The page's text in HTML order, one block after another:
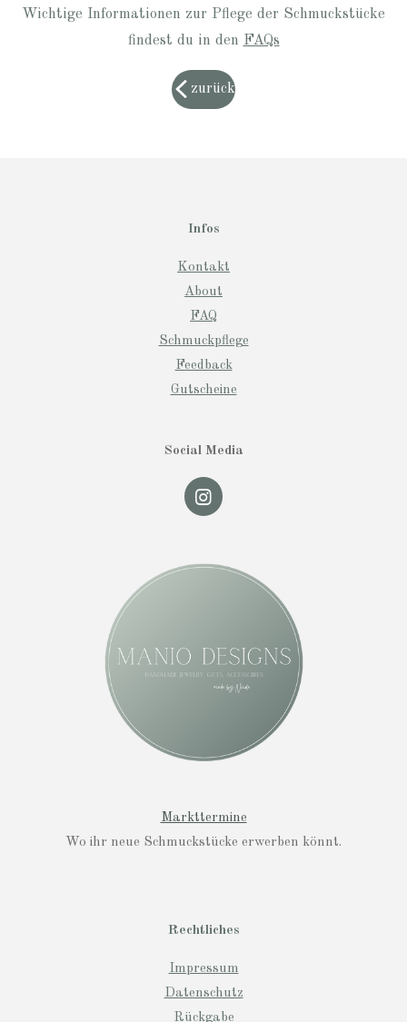
Wichtige Informationen zur Pflege der Schmuckstücke
findest du in den FAQs
zurück
Infos
Kontakt
About
FAQ
Schmuckpflege
Feedback
Gutscheine
Social Media
I
n
a
Markttermine
Wo ihr neue Schmuckstücke erwerben könnt.
Rechtliches
Impressum
Datenschutz
Rückgabe